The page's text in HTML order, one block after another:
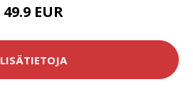
49.9 EUR
LISÄTIETOJA